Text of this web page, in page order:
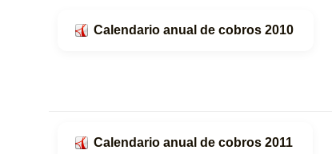
Calendario anual de cobros 2010
Calendario anual de cobros 2011